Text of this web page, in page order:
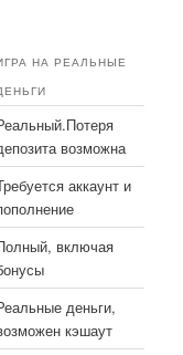
НА РЕАЛЬНЫЕ
возможна
аккаунт и
включая
деньги,
кэшаут